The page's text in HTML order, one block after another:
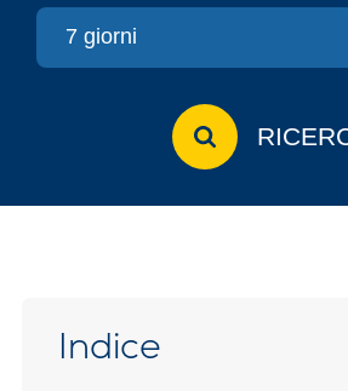
Indice